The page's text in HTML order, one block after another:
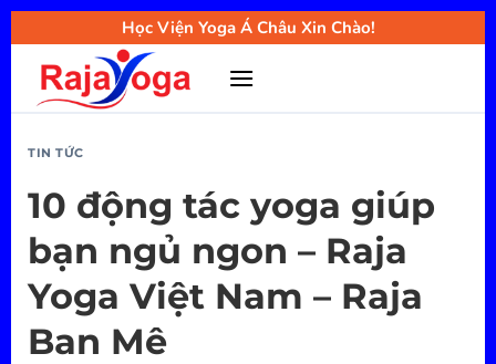
Bỏ
qua
nội
Học Viện Yoga Á Châu Xin Chào!
TIN TỨC
10 động tác yoga giúp
bạn ngủ ngon – Raja
Yoga Việt Nam – Raja
Ban Mê